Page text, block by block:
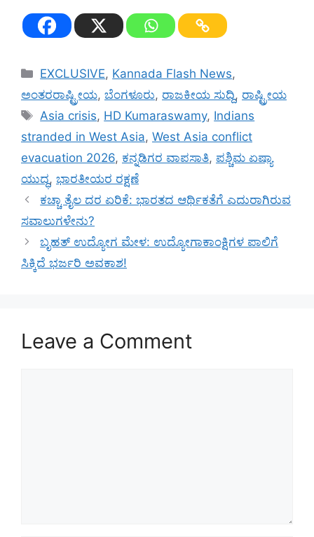
Categories
EXCLUSIVE, Kannada Flash News,
ಅಂತರರಾಷ್ಟ್ರೀಯ, ಬೆಂಗಳೂರು, ರಾಜಕೀಯ ಸುದ್ದಿ, ರಾಷ್ಟ್ರೀಯ
Tags
Asia crisis, HD Kumaraswamy, Indians
stranded in West Asia, West Asia conflict
evacuation 2026, ಕನ್ನಡಿಗರ ವಾಪಸಾತಿ, ಪಶ್ಚಿಮ ಏಷ್ಯಾ
ಯುದ್ಧ, ಭಾರತೀಯರ ರಕ್ಷಣೆ
ಕಚ್ಚಾ ತೈಲ ದರ ಏರಿಕೆ: ಭಾರತದ ಆರ್ಥಿಕತೆಗೆ ಎದುರಾಗಿರುವ
ಸವಾಲುಗಳೇನು?
ಬೃಹತ್ ಉದ್ಯೋಗ ಮೇಳ: ಉದ್ಯೋಗಾಕಾಂಕ್ಷಿಗಳ ಪಾಲಿಗೆ
ಸಿಕ್ಕಿದೆ ಭರ್ಜರಿ ಅವಕಾಶ!
Leave a Comment